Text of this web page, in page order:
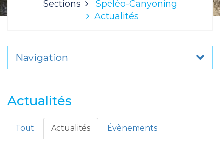
Sections
Spéléo-Canyoning
Actualités
Navigation
Actualités
Tout Actualités Évènements